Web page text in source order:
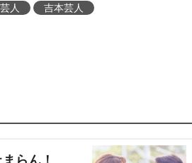
人
吉本芸人
らん！